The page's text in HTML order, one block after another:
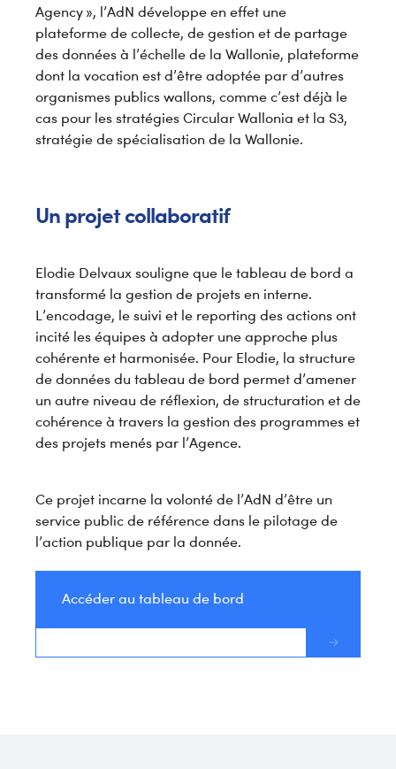
Agency », l’AdN développe en effet une
plateforme de collecte, de gestion et de partage
des données à l’échelle de la Wallonie, plateforme
dont la vocation est d’être adoptée par d’autres
organismes publics wallons, comme c’est déjà le
cas pour les stratégies Circular Wallonia et la S3,
stratégie de spécialisation de la Wallonie.
Un projet collaboratif
Elodie Delvaux souligne que le tableau de bord a
transformé la gestion de projets en interne.
L’encodage, le suivi et le reporting des actions ont
incité les équipes à adopter une approche plus
cohérente et harmonisée. Pour Elodie, la structure
de données du tableau de bord permet d’amener
un autre niveau de réflexion, de structuration et de
cohérence à travers la gestion des programmes et
des projets menés par l’Agence.
Ce projet incarne la volonté de l’AdN d’être un
service public de référence dans le pilotage de
l’action publique par la donnée.
Accéder au tableau de bord